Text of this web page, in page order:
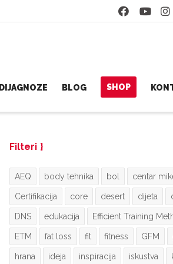
DIJAGNOZE BLOG SHOP
Filteri
AEQ body tehnika bol centar
Certifikacija core desert dijeta
DNS edukacija Efficient Training
ETM fat loss fit fitness GFM
hrana ideja inspiracija iskustva